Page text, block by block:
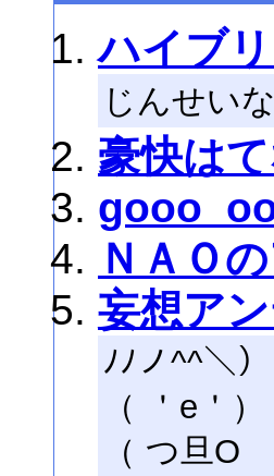
ハイブ
じんせい
豪快は
ＮＡＯ
妄想アン
ﾉﾉノ^^＼）
（ ＇e＇）
（ つ旦O